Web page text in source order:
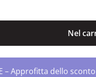
Nel
– Approfitta dello